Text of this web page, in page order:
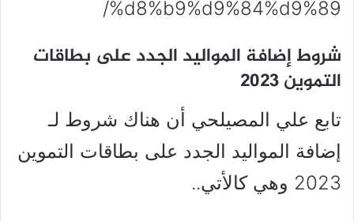
%d8%b9%d9%84%d9%89/
شروط إضافة المواليد الجدد على بطاقات
التموين 2023
تابع علي المصيلحي أن هناك شروط لـ
إضافة المواليد الجدد على بطاقات التموين
2023 وهي كالأتي..